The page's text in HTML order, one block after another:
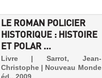
LE ROMAN POLICIER
HISTORIQUE : HISTOIRE
ET POLAR ...
Livre | Sarrot, Jean-
Christophe | Nouveau Monde